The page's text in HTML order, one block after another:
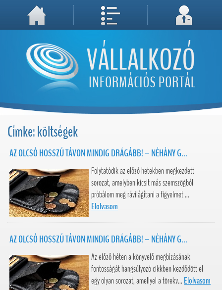
A weboldal használatával Ön elfogadja, hogy Cookie-kat (sütiket) tároljunk számítógépén. A sütik a weboldal megfelelő működéséhez
Megértettem, folytatás...
Címke: költségek
AZ OLCSÓ HOSSZÚ TÁVON MINDIG DRÁGÁBB! – NÉHÁNY G...
Folytatódik az előző hetekben megkezdett
sorozat, amelyben kicsit más szemszögből
próbálom meg rávilágítani a figyelmet ...
Elolvasom
AZ OLCSÓ HOSSZÚ TÁVON MINDIG DRÁGÁBB! – NÉHÁNY G...
Az előző héten a könyvelő megbízásának
fontosságát hangsúlyozó cikkben kezdődött el
egy olyan sorozat, amellyel a törekv... Elolvasom